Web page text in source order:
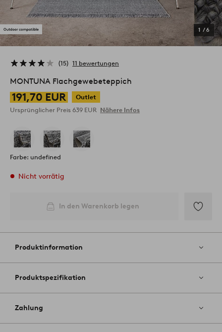
1 /6
15 11 bewertungen
MONTUNA Flachgewebeteppich
191,70 EUR
Outlet
Ursprünglicher Preis 639 EUR Nähere Infos
Farbe: undefined
Nicht vorrätig
In den Warenkorb legen
Favoriten
Produktinformation
Produktspezifikation
Zahlung